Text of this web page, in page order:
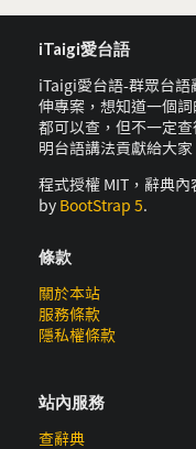
iTaigi愛台語
iTaigi愛台語-群眾台語
伸專案，想知道一個
都可以查，但不一定
明台語講法貢獻給大
程式授權 MIT，辭典
by BootStrap 5.
條款
關於本站
服務條款
隱私權條款
站內服務
查辭典